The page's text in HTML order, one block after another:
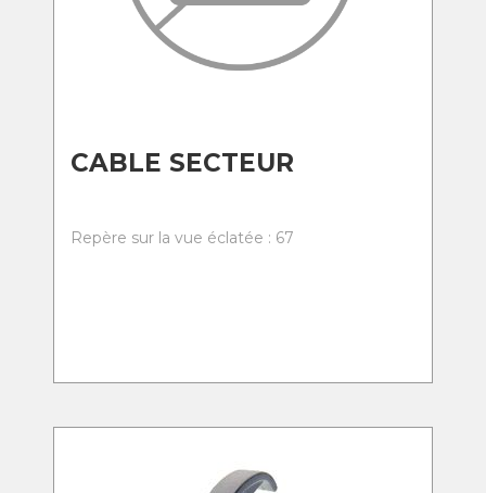
CABLE SECTEUR
Repère sur la vue éclatée : 67